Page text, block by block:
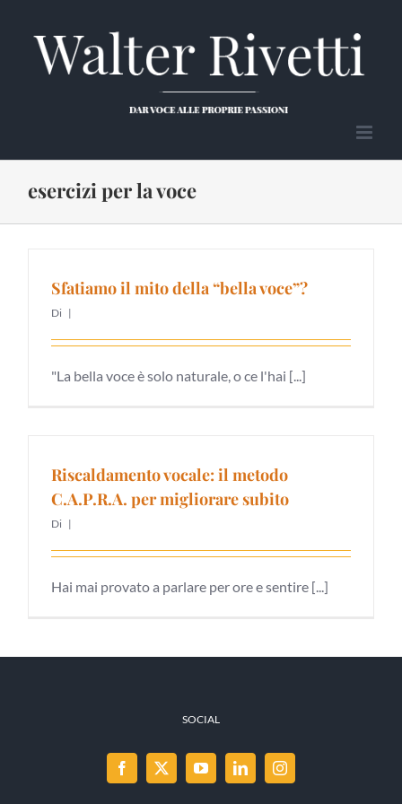
contenuto
esercizi per la voce
Sfatiamo il mito della “bella voce”?
Di |
"La bella voce è solo naturale, o ce l'hai [...]
Riscaldamento vocale: il metodo
C.A.P.R.A. per migliorare subito
Di |
Hai mai provato a parlare per ore e sentire [...]
SOCIAL